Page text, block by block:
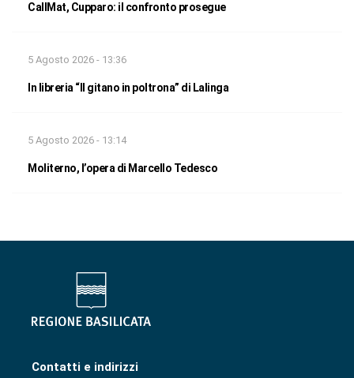
CallMat, Cupparo: il confronto prosegue
5 Agosto 2026 - 13:36
In libreria “Il gitano in poltrona” di Lalinga
5 Agosto 2026 - 13:14
Moliterno, l’opera di Marcello Tedesco
Contatti e indirizzi